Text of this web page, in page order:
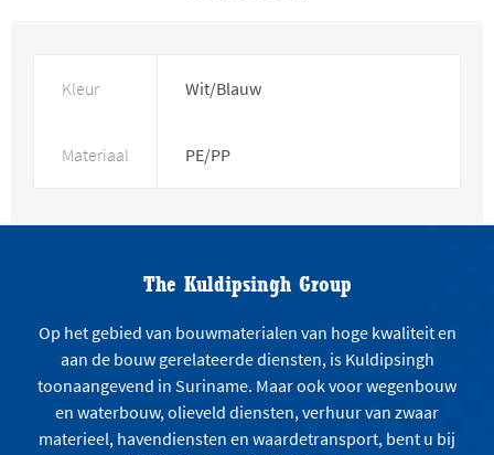
Kleur Wit/Blauw
Materiaal PE/PP
The Kuldipsingh Group
Op het gebied van bouwmaterialen van hoge kwaliteit en
aan de bouw gerelateerde diensten, is Kuldipsingh
toonaangevend in Suriname. Maar ook voor wegenbouw
en waterbouw, olieveld diensten, verhuur van zwaar
materieel, havendiensten en waardetransport, bent u bij